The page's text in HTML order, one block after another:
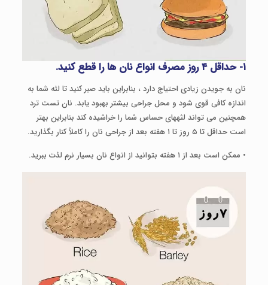
۱- حداقل ۴ روز مصرف انواع نان ها را قطع کنید.
نان به جویدن زیادی احتیاج دارد ، بنابراین باید صبر کنید تا لثه شما به
اندازه کافی قوی شود و محل جراحی بیشتر بهبود یابد. نان تست ترد
همچنین می تواند لثه­های حساس شما را خراشیده کند بنابراین بهتر
است حداقل تا ۵ روز تا ۱ هفته بعد از جراحی نان را کاملاً کنار بگذارید.
• ممکن است بعد از ۱ هفته بتوانید از انواع نان بسیار نرم لذت ببرید.